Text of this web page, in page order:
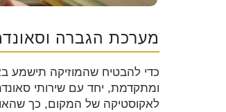
מערכת הגברה
ומתקדמת, יחד עם שירותי
לאקוסטיקה של המקום, כך